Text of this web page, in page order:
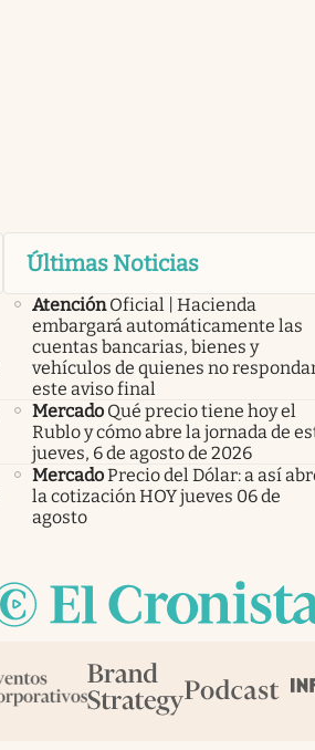
Últimas Noticias
Atención Oficial | Hacienda
embargará automáticamente las
cuentas bancarias, bienes y
vehículos de quienes no
este aviso final
Mercado Qué precio tiene hoy el
Rublo y cómo abre la jornada de
jueves, 6 de agosto de 2026
MercadoPrecio del Dólar: a así
la cotización HOY jueves 06 de
agosto